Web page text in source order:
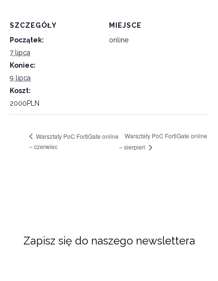
SZCZEGÓŁY
Początek:
7 lipca
Koniec:
9 lipca
Koszt:
2000PLN
MIEJSCE
online
Warsztaty PoC FortiGate online
– czerwiec
Warsztaty PoC FortiGate online
– sierpień
Zapisz się do naszego newslettera